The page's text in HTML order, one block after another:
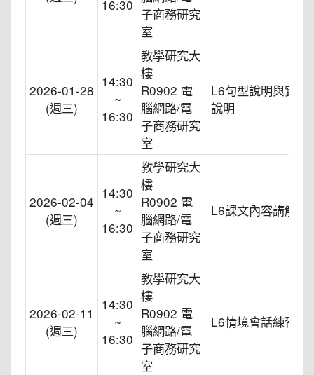
16:30
子商務研究
室
2026-01-28
(週三)
14:30
~
16:30
教學研究大
樓
R0902 電
腦網路/電
子商務研究
室
L6句型說明與實際
說明
2026-02-04
(週三)
14:30
~
16:30
教學研究大
樓
R0902 電
腦網路/電
子商務研究
室
L6課文內容講解
2026-02-11
(週三)
14:30
~
16:30
教學研究大
樓
R0902 電
腦網路/電
子商務研究
室
L6情境會話練習